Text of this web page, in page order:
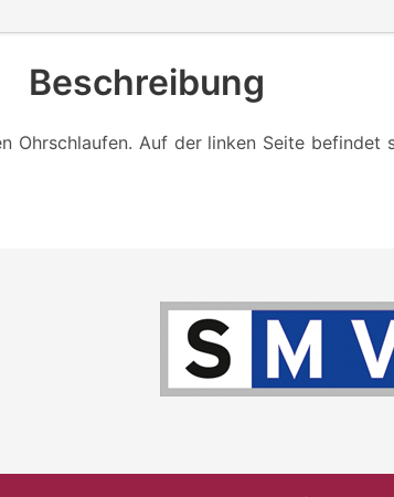
Beschreibung
Ohrschlaufen. Auf der linken Seite befindet